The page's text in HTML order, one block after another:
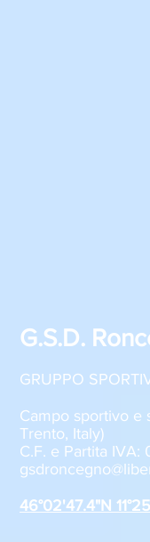
G.S.D.
GRUPPO
Campo sportivo e
Trento, Italy)
C.F. e Partita IVA:
46°02'47.4"N